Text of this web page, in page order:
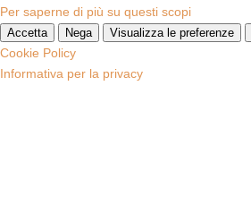
Per saperne di più su questi scopi
Accetta Nega Visualizza le preferenze
Cookie Policy
Informativa per la privacy